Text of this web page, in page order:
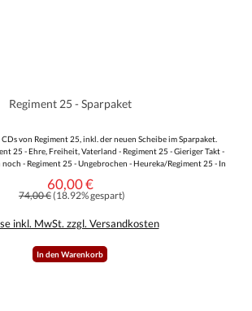
Regiment 25 - Sparpaket
von Regiment 25, inkl. der neuen Scheibe im Sparpaket.
25 - Ehre, Freiheit, Vaterland - Regiment 25 - Gieriger Takt -
- Regiment 25 - Ungebrochen - Heureka/Regiment 25 - In
Verkaufspreis:
60,00 €
Regulärer Preis:
74,00 €(18.92% gespart)
inkl. MwSt. zzgl. Versandkosten
In den Warenkorb